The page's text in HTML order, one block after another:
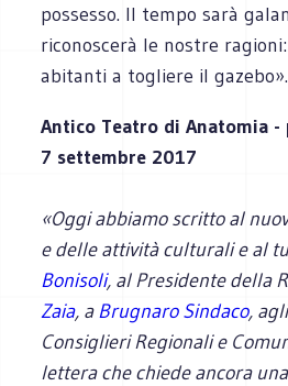
possesso. Il tempo sarà
riconoscerà le nostre
abitanti a togliere il gazebo».
Antico Teatro di Anatomia -
7 settembre 2017
«Oggi abbiamo scritto al
e delle attività culturali e al
Bonisoli, al Presidente della
Zaia, aBrugnaro Sindaco,
Consiglieri Regionali e
lettera che chiede ancora